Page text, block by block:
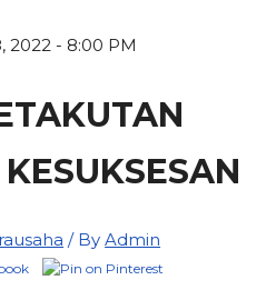
2022 - 8:00 PM
/ ByAdmin